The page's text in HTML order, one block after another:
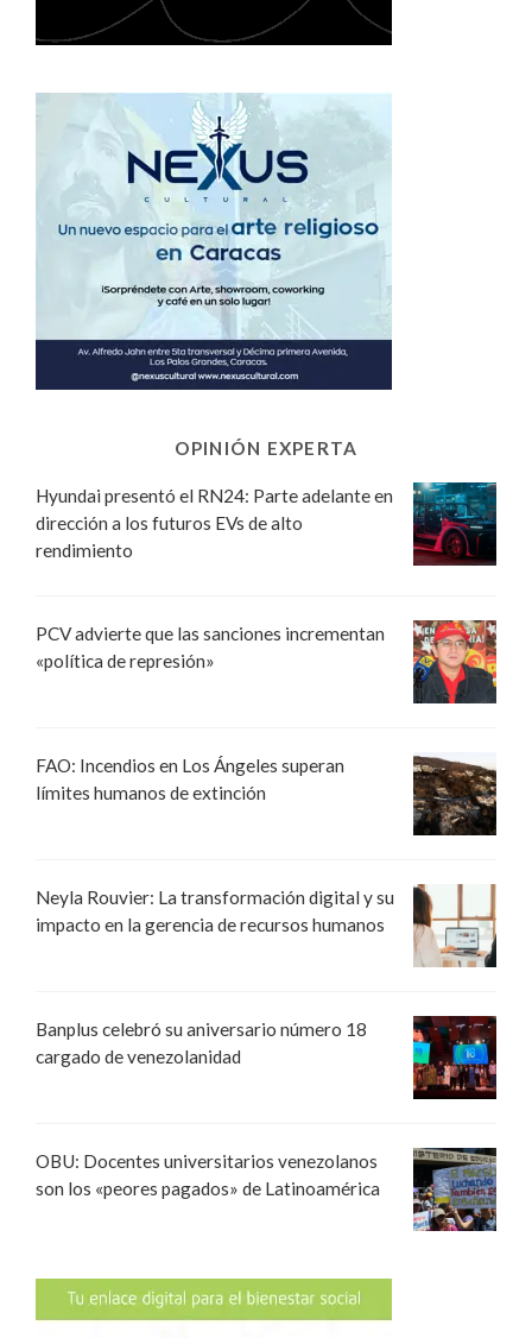
OPINIÓN EXPERTA
Hyundai presentó el RN24: Parte adelante en
dirección a los futuros EVs de alto
rendimiento
PCV advierte que las sanciones incrementan
«política de represión»
FAO: Incendios en Los Ángeles superan
límites humanos de extinción
Neyla Rouvier: La transformación digital y su
impacto en la gerencia de recursos humanos
Banplus celebró su aniversario número 18
cargado de venezolanidad
OBU: Docentes universitarios venezolanos
son los «peores pagados» de Latinoamérica